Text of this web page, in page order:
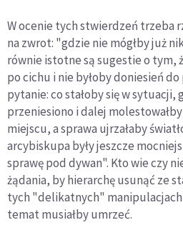
W ocenie tych stwierdzeń trzeba
na zwrot: "gdzie nie mógłby już
równie istotne są sugestie o tym,
po cichu i nie byłoby doniesień
pytanie: co stałoby się w sytuacji,
przeniesiono i dalej
miejscu, a sprawa ujrzałaby
arcybiskupa były jeszcze
sprawę pod dywan". Kto wie czy
żądania, by hierarchę usunąć ze
tych "delikatnych" manipulacjach
temat musiałby umrzeć.